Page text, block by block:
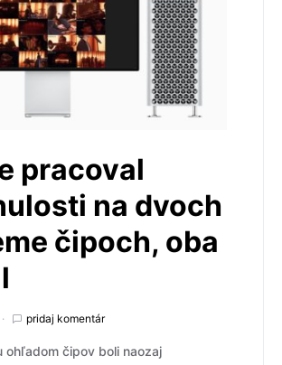
pracoval
na dvoch
čipoch, oba
pridaj komentár
ohľadom čipov boli naozaj